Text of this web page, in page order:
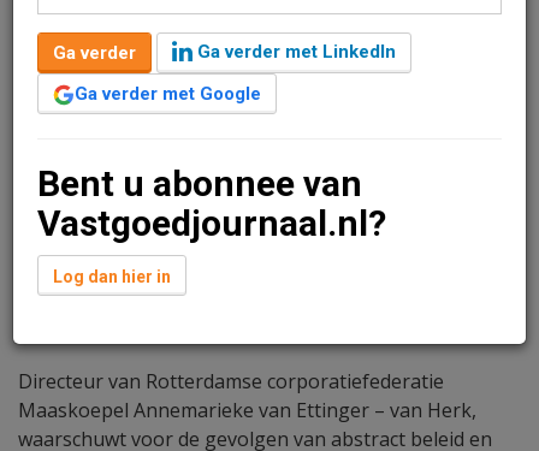
Directeur van Rotterdamse corporatiefederatie
Maaskoepel Annemarieke van Ettinger – van Herk,
waarschuwt voor de gevolgen van abstract beleid en
Ga verder
Ga verder met LinkedIn
Ga verder met Google
Bent u abonnee van
Vastgoedjournaal.nl?
Log dan hier in